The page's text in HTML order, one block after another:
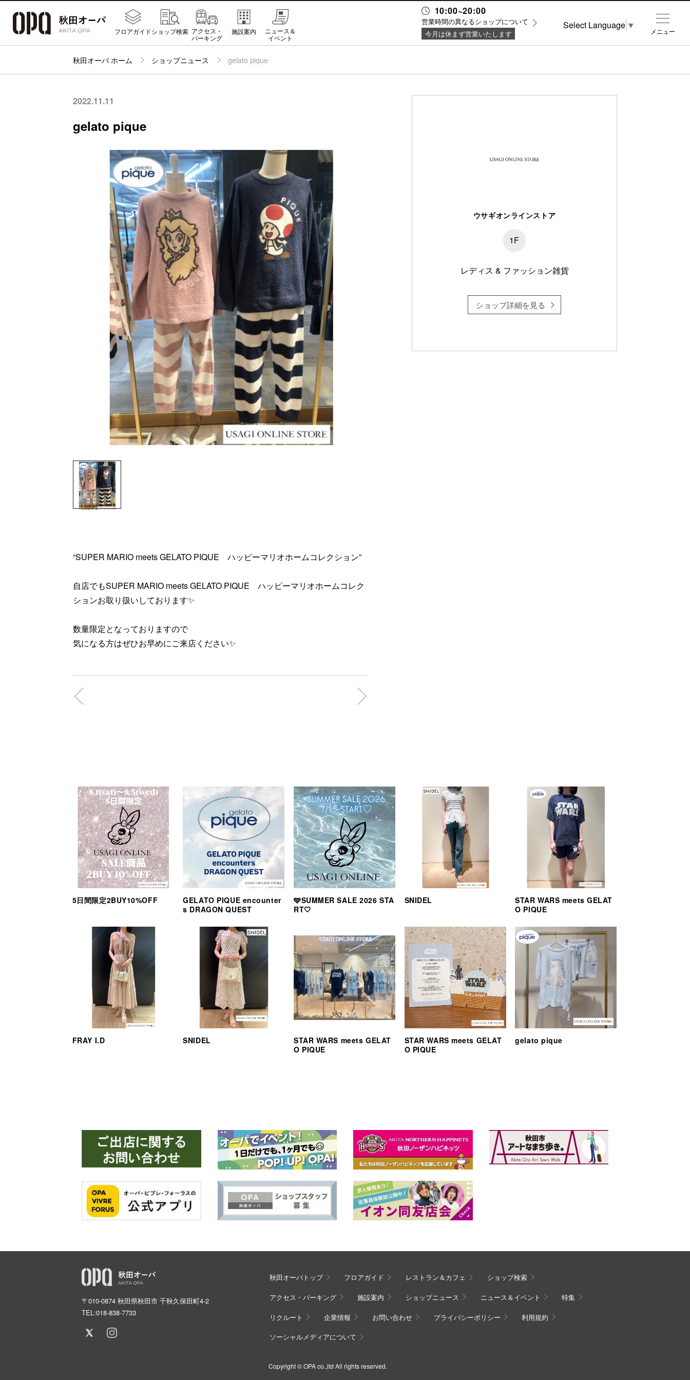
10:00~20:00
営業時間の異なるショップについて
今月は休まず営業いたします
フロアガイドショップ検索 アクセス・
パーキング
施設案内
ニュース＆
イベント
秋田オーパ ホーム ショップニュース gelato pique
2022.11.11
gelato pique
“SUPER MARIO meets GELATO PIQUE ハッピーマリオホームコレクション”
自店でもSUPER MARIO meets GELATO PIQUE ハッピーマリオホームコレク
ションお取り扱いしております✨
数量限定となっておりますので
気になる方はぜひお早めにご来店ください✨
ウサギオンラインストア
1F
レディス & ファッション雑貨
ショップ詳細を見る
5日間限定2BUY10%OFF
GELATO PIQUE encounter
s DRAGON QUEST
🩵SUMMER SALE 2026 STA
RT🤍
SNIDEL
STAR WARS meets GELAT
O PIQUE
FRAY I.D SNIDEL
STAR WARS meets GELAT
O PIQUE
STAR WARS meets GELAT
O PIQUE
gelato pique
〒010-0874 秋田県秋田市 千秋久保田町4-2
TEL:018-838-7733
秋田オーパトップ フロアガイド レストラン＆カフェ ショップ検索
アクセス・パーキング 施設案内 ショップニュース ニュース＆イベント 特集
リクルート 企業情報 お問い合わせ プライバシーポリシー 利用規約
ソーシャルメディアについて
Copyright © OPA co.,ltd All rights reserved.
メニュー
Select Language ▼